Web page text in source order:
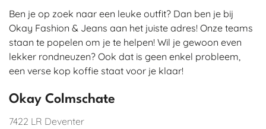
Ben je op zoek naar een leuke outfit? Dan ben je bij
Okay Fashion & Jeans aan het juiste adres! Onze teams
staan te popelen om je te helpen! Wil je gewoon even
lekker rondneuzen? Ook dat is geen enkel probleem,
een verse kop koffie staat voor je klaar!
Okay Colmschate
7422 LR Deventer